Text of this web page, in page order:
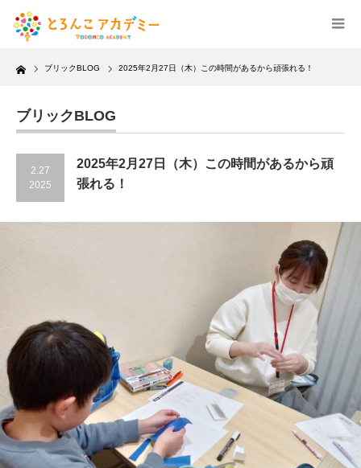
Home ブリックBLOG 2025年2月27日（木）この時間があるから頑張れる！
ブリックBLOG
2.27
2025
2025年2月27日（木）この時間があるから頑
張れる！